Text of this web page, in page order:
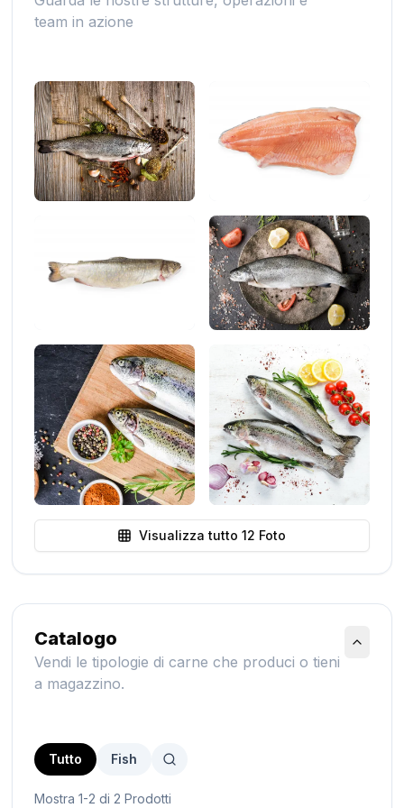
team in azione
Visualizza tutto 12 Foto
Catalogo
Vendi le tipologie di carne che produci o tieni
a magazzino.
Tutto Fish
Mostra 1-2 di 2 Prodotti